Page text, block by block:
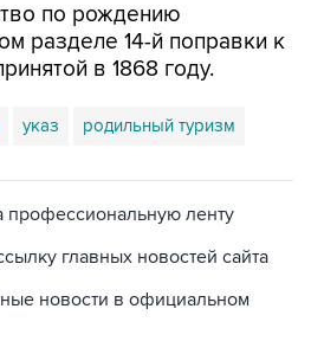
по рождению
разделе 14-й поправки к
в 1868 году.
указ родильный туризм
профессиональную ленту
главных новостей сайта
новости в официальном